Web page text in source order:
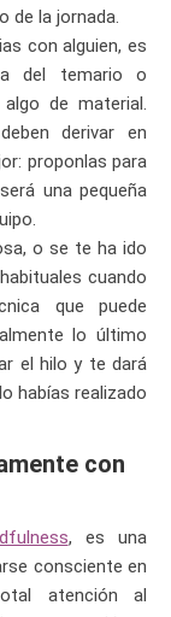
de la jornada.
con alguien, es
del temario o
de material.
derivar en
proponlas para
una pequeña
o se te ha ido
cuando
que puede
lo último
el hilo y te dará
habías realizado
con
, es una
consciente en
atención al